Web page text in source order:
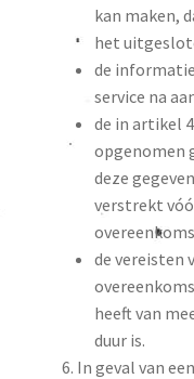
kan maken,
het
de
service na
de in artikel
opgenomen
deze
verstrekt
de vereisten
heeft van
duur is.
In geval van